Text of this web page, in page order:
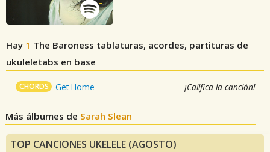
Hay 1 The Baroness tablaturas, acordes, partituras de
ukuleletabs en base
CHORDS Get Home ¡Califica la canción!
Más álbumes de Sarah Slean
TOP CANCIONES UKELELE (AGOSTO)